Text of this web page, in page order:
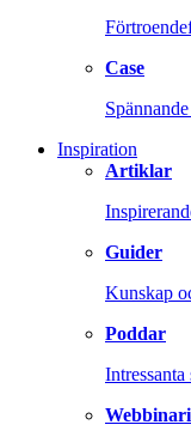
Case
Inspiration
Artiklar
Guider
Kunskap
Poddar
Intressanta